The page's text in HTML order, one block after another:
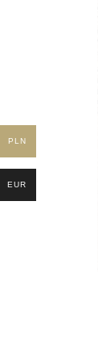
PLN
EUR